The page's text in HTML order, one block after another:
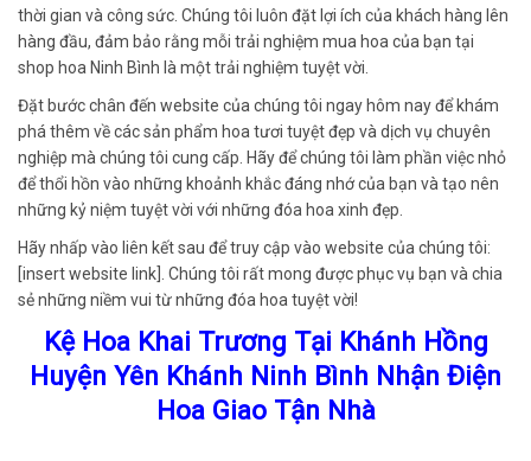
thời gian và công sức. Chúng tôi luôn đặt lợi ích của khách hàng lên
hàng đầu, đảm bảo rằng mỗi trải nghiệm mua hoa của bạn tại
shop hoa Ninh Bình là một trải nghiệm tuyệt vời.
Đặt bước chân đến website của chúng tôi ngay hôm nay để khám
phá thêm về các sản phẩm hoa tươi tuyệt đẹp và dịch vụ chuyên
nghiệp mà chúng tôi cung cấp. Hãy để chúng tôi làm phần việc nhỏ
để thổi hồn vào những khoảnh khắc đáng nhớ của bạn và tạo nên
những kỷ niệm tuyệt vời với những đóa hoa xinh đẹp.
Hãy nhấp vào liên kết sau để truy cập vào website của chúng tôi:
[insert website link]. Chúng tôi rất mong được phục vụ bạn và chia
sẻ những niềm vui từ những đóa hoa tuyệt vời!
Kệ Hoa Khai Trương Tại Khánh Hồng
Huyện Yên Khánh Ninh Bình Nhận Điện
Hoa Giao Tận Nhà